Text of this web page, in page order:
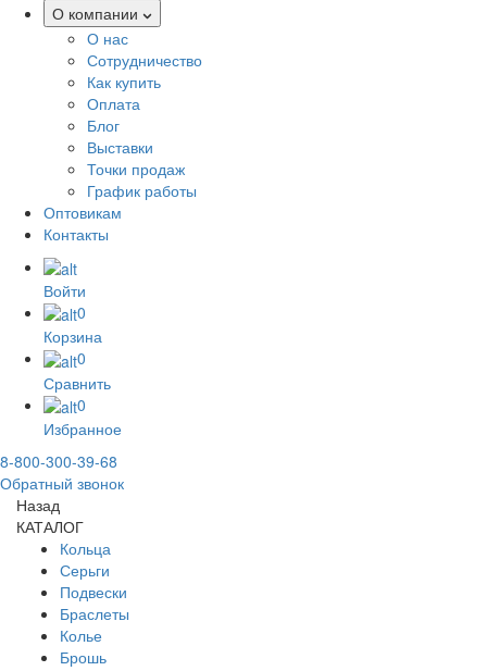
О компании
О нас
Сотрудничество
Как купить
Оплата
Блог
Выставки
Точки продаж
График работы
Оптовикам
Контакты
Войти
0
Корзина
0
Сравнить
0
Избранное
8-800-300-39-68
Обратный звонок
Назад
КАТАЛОГ
Кольца
Серьги
Подвески
Браслеты
Колье
Брошь